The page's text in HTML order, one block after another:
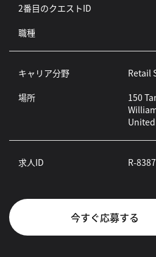
2番目のクエストID
職種
キャリア分野
Retail
場所
150
求人ID R-
今すぐ応募する